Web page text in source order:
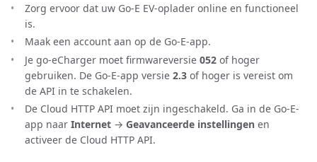
Zorg ervoor dat uw Go-E EV-oplader online en functioneel
is.
Maak een account aan op de Go-E-app.
Je go-eCharger moet firmwareversie 052 of hoger
gebruiken. De Go-E-app versie 2.3 of hoger is vereist om
de API in te schakelen.
De Cloud HTTP API moet zijn ingeschakeld. Ga in de Go-E-
app naar Internet → Geavanceerde instellingen en
activeer de Cloud HTTP API.